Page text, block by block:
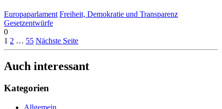
Europaparlament Freiheit, Demokratie und Transparenz
Gesetzentwürfe
0
1 2 … 55 Nächste Seite
Auch interessant
Kategorien
Allgemein